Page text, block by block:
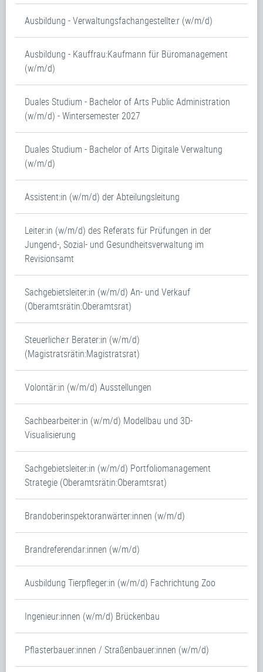
Ausbildung - Verwaltungsfachangestellte:r (w/m/d)
Ausbildung - Kauffrau:Kaufmann für Büromanagement
(w/m/d)
Duales Studium - Bachelor of Arts Public Administration
(w/m/d) - Wintersemester 2027
Duales Studium - Bachelor of Arts Digitale Verwaltung
(w/m/d)
Assistent:in (w/m/d) der Abteilungsleitung
Leiter:in (w/m/d) des Referats für Prüfungen in der
Jungend-, Sozial- und Gesundheitsverwaltung im
Revisionsamt
Sachgebietsleiter:in (w/m/d) An- und Verkauf
(Oberamtsrätin:Oberamtsrat)
Steuerliche:r Berater:in (w/m/d)
(Magistratsrätin:Magistratsrat)
Volontär:in (w/m/d) Ausstellungen
Sachbearbeiter:in (w/m/d) Modellbau und 3D-
Visualisierung
Sachgebietsleiter:in (w/m/d) Portfoliomanagement
Strategie (Oberamtsrätin:Oberamtsrat)
Brandoberinspektoranwärter:innen (w/m/d)
Brandreferendar:innen (w/m/d)
Ausbildung Tierpfleger:in (w/m/d) Fachrichtung Zoo
Ingenieur:innen (w/m/d) Brückenbau
Pflasterbauer:innen / Straßenbauer:innen (w/m/d)